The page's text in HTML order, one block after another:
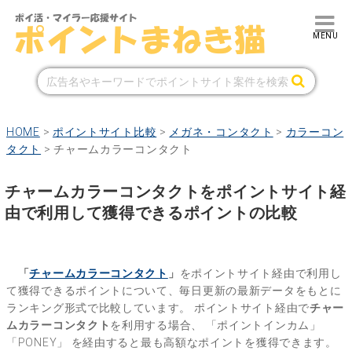
HOME > ポイントサイト比較 > メガネ・コンタクト > カラーコン
タクト > チャームカラーコンタクト
チャームカラーコンタクトをポイントサイト経
由で利用して獲得できるポイントの比較
「チャームカラーコンタクト 」 をポイントサイト経由で利用し
て獲得できるポイントについて、毎日更新の最新データをもとに
ランキング形式で比較しています。 ポイントサイト経由でチャー
ムカラーコンタクト を利用する場合、
「ポイントインカム」
「PONEY」
を経由すると最も高額なポイントを獲得できます。